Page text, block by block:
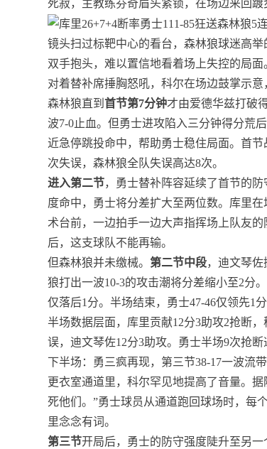
死寂，主教练芬奇眉头紧锁，在场边来回踱
镜头扫过标靶中心的看台，森林狼球迷高
双手抱头，难以置信地看着场上失控的局
对着替补席捶胸怒吼，科尔在场边鼓掌示意
森林狼直到首节第7分钟才由爱德华兹打破
波7-0止血。但勇士进攻陷入三分钟得分
近急停跳投命中，帮助勇士稳住局面。首
次失误，森林狼全队失误高达8次。
进入第二节，勇士替补阵容延续了首节的
度命中，勇士将分差扩大至两位数。库里
术台前，一边拍手一边大声指挥场上队友
后，这支球队不能再输。
但森林狼并未缴械。第二节中段，迪文琴
狼打出一波10-3的攻击潮将分差缩小至2分
仅落后1分。半场结束，勇士47-46仅领先1分
半场数据层面，库里贡献12分3助攻2抢断
误，迪文琴佐12分3助攻。勇士半场9次抢
下半场：勇三疯再现，第三节38-17一波流
更衣室通道里，科尔罕见地提高了音量。
死他们。”勇士球员从通道跑回球场时，每
里念念有词。
第三节开局后，勇士的防守强度陡升至另一